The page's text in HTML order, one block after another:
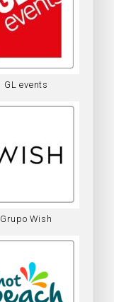
GL events
Grupo Wish